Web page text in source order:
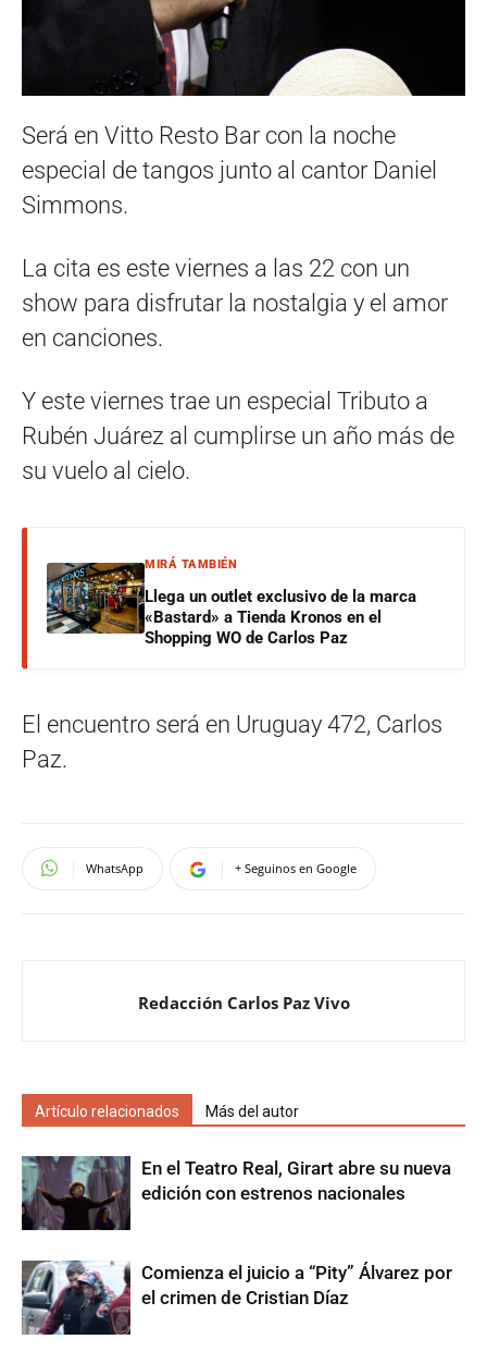
Será en Vitto Resto Bar con la noche
especial de tangos junto al cantor Daniel
Simmons.
La cita es este viernes a las 22 con un
show para disfrutar la nostalgia y el amor
en canciones.
Y este viernes trae un especial Tributo a
Rubén Juárez al cumplirse un año más de
su vuelo al cielo.
MIRÁ TAMBIÉN
Llega un outlet exclusivo de la marca
«Bastard» a Tienda Kronos en el
Shopping WO de Carlos Paz
El encuentro será en Uruguay 472, Carlos
Paz.
WhatsApp + Seguinos en Google
Redacción Carlos Paz Vivo
Artículo relacionados Más del autor
En el Teatro Real, Girart abre su nueva
edición con estrenos nacionales
Comienza el juicio a “Pity” Álvarez por
el crimen de Cristian Díaz